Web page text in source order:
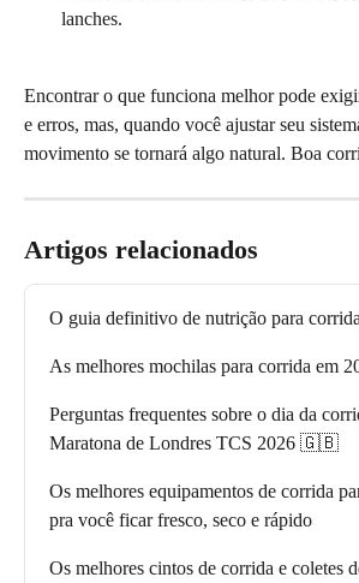
lanches.
Encontrar o que funciona melhor pode
e erros, mas, quando você ajustar seu
movimento se tornará algo natural. Boa
Artigos relacionados
O guia definitivo de nutrição para
As melhores mochilas para corrida em
Perguntas frequentes sobre o dia da
Maratona de Londres TCS 2026 🇬🇧
Os melhores equipamentos de corrida
pra você ficar fresco, seco e rápido
Os melhores cintos de corrida e coletes